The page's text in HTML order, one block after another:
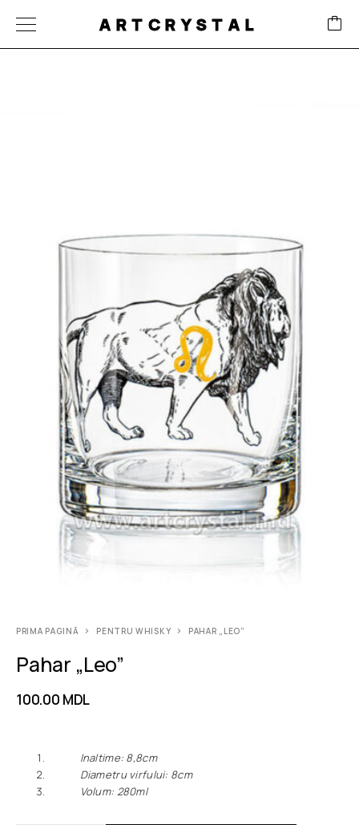
ARTCRYSTAL
PRIMA PAGINĂ PENTRU WHISKY PAHAR „LEO”
Pahar „Leo”
100.00 MDL
Inaltime: 8,8сm
Diametru virfului: 8сm
Volum: 280ml